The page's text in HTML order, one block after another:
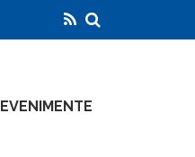
EVENIMENTE